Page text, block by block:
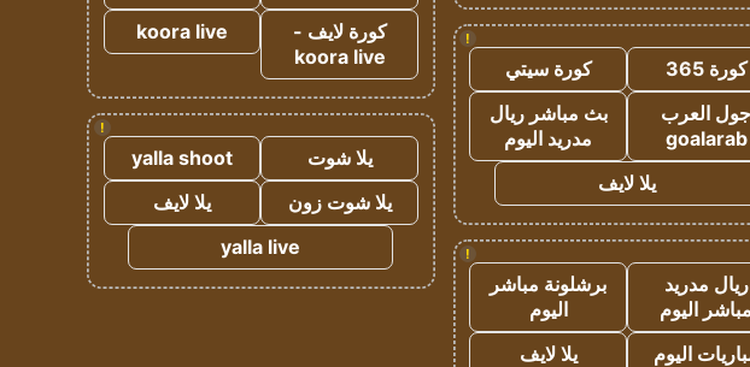
!
كورة 365
كورة سيتي
جول العرب
goalarab
بث مباشر ريال
مدريد اليوم
يلا لايف
!
ريال مدريد
مباشر اليوم
برشلونة مباشر
اليوم
اليوم
يلا لايف
كورة لايف -
koora live
koora live
!
يلا شوت
yalla shoot
يلا شوت زون
يلا لايف
yalla live